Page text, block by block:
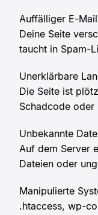
Auffälliger E-
Deine Seite
taucht in Spam-
Unerklärbare
Die Seite ist
Schadcode
Unbekannte
Auf dem Server
Dateien oder
Manipulierte
.htaccess, wp-